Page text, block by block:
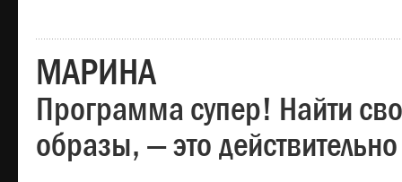
МАРИНА
Программа супер! Найти
образы, — это